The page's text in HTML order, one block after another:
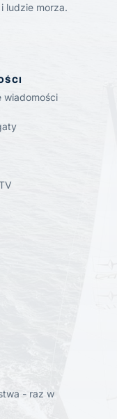
ludzie morza.
wiadomości
- raz w